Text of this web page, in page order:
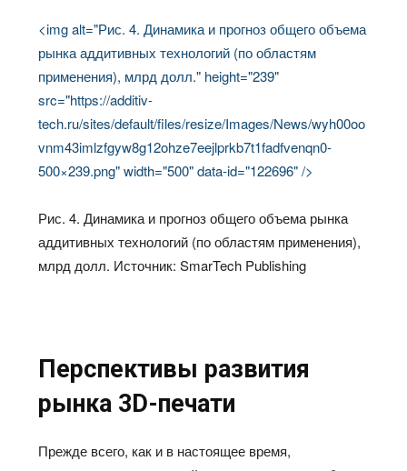
<img alt="Рис. 4. Динамика и прогноз общего объема
рынка аддитивных технологий (по областям
применения), млрд долл." height="239"
src="https://additiv-
tech.ru/sites/default/files/resize/Images/News/wyh00oo
vnm43imlzfgyw8g12ohze7eejlprkb7t1fadfvenqn0-
500×239.png" width="500" data-id="122696" />
Рис. 4. Динамика и прогноз общего объема рынка
аддитивных технологий (по областям применения),
млрд долл. Источник: SmarTech Publishing
Перспективы развития
рынка 3D-печати
Прежде всего, как и в настоящее время,